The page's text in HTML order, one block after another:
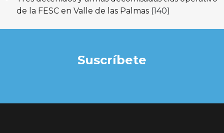
de la FESC en Valle de las Palmas (140)
Suscríbete